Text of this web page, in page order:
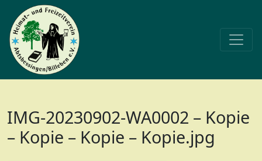
IMG-20230902-WA0002 – Kopie
– Kopie – Kopie – Kopie.jpg